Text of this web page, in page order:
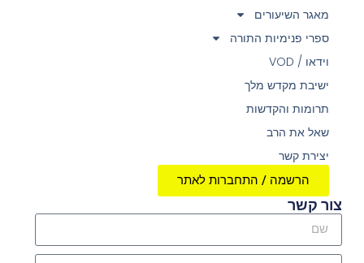
מאגר השיעורים
ספרי פנימיות התורה
וידאו / VOD
ישיבת מקדש מלך
תרומות והקדשות
שאל את הרב
יצירת קשר
הרשמה / התחברות לאתר
צור קשר